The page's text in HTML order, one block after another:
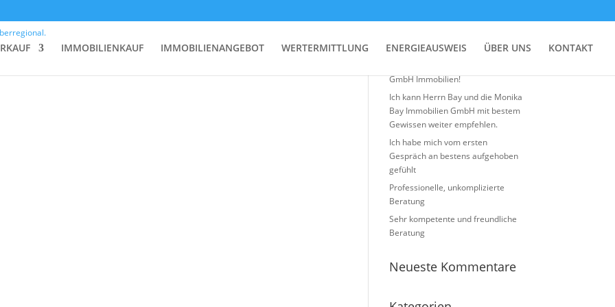
IMMOBILIENKAUF IMMOBILIENANGEBOT WERTERMITTLUNG ENERGIEAUSWEIS ÜBER UNS KONTAKT
Neueste Beiträge
GmbH Immobilien!
Ich kann Herrn Bay und die Monika
Bay Immobilien GmbH mit bestem
Gewissen weiter empfehlen.
Ich habe mich vom ersten
Gespräch an bestens aufgehoben
gefühlt
Professionelle, unkomplizierte
Beratung
Sehr kompetente und freundliche
Beratung
Neueste Kommentare